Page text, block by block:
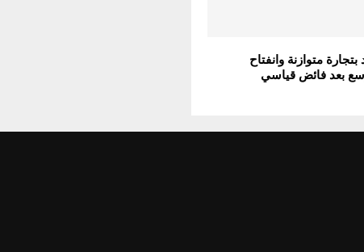
متوازنة وانفتاح
بعد فائض قياسي